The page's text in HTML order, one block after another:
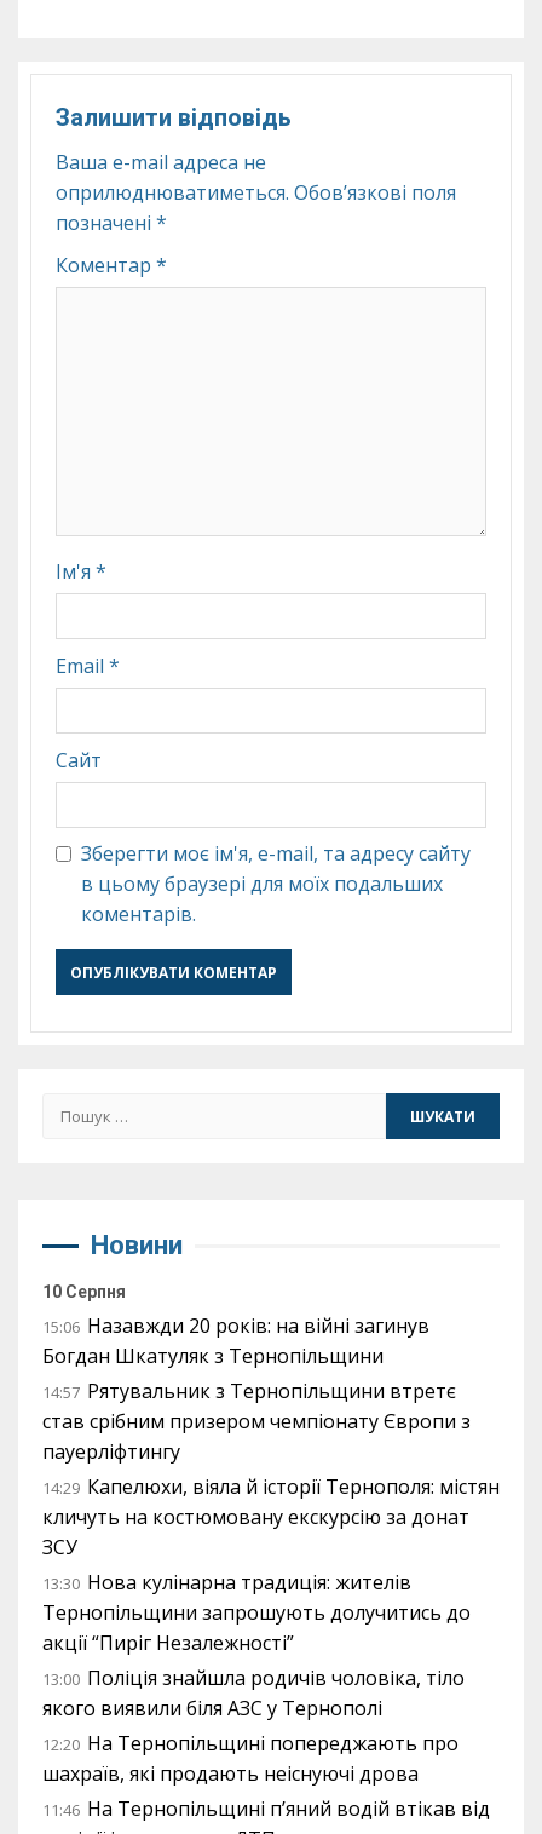
Залишити відповідь
Ваша e-mail адреса не
оприлюднюватиметься. Обов’язкові поля
позначені *
Коментар *
Ім'я *
Email *
Сайт
Зберегти моє ім'я, e-mail, та адресу сайту
в цьому браузері для моїх подальших
коментарів.
Пошук:
Новини
10 Серпня
15:06 Назавжди 20 років: на війні загинув
Богдан Шкатуляк з Тернопільщини
14:57 Рятувальник з Тернопільщини втретє
став срібним призером чемпіонату Європи з
пауерліфтингу
14:29 Капелюхи, віяла й історії Тернополя: містян
кличуть на костюмовану екскурсію за донат
ЗСУ
13:30 Нова кулінарна традиція: жителів
Тернопільщини запрошують долучитись до
акції “Пиріг Незалежності”
13:00 Поліція знайшла родичів чоловіка, тіло
якого виявили біля АЗС у Тернополі
12:20 На Тернопільщині попереджають про
шахраїв, які продають неіснуючі дрова
11:46 На Тернопільщині п’яний водій втікав від